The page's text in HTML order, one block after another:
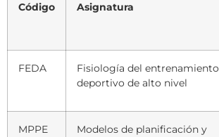
Código Asignatura
FEDA
Fisiología del entrenamiento
deportivo de alto nivel
MPPE
Modelos de planificación y